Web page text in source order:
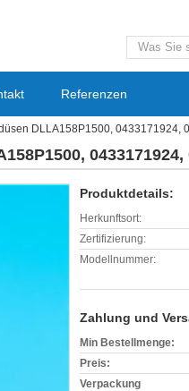
Referenzen
DLLA158P1500, 0433171924,
0433171924,
Produktdetails:
Herkunftsort:
Zertifizierung:
Modellnummer:
Zahlung und
Min Bestellmenge:
Preis:
Verpackung